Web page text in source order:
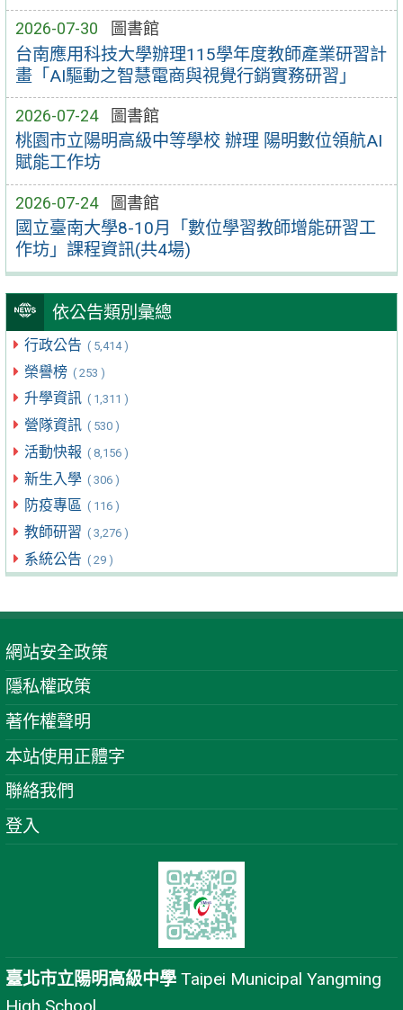
2026-07-30 圖書館
台南應用科技大學辦理115學年度教師產業研習計
畫「AI驅動之智慧電商與視覺行銷實務研習」
2026-07-24 圖書館
桃園市立陽明高級中等學校 辦理 陽明數位領航AI
賦能工作坊
2026-07-24 圖書館
國立臺南大學8-10月「數位學習教師增能研習工
作坊」課程資訊(共4場)
依公告類別彙總
行政公告 ( 5,414 )
榮譽榜 ( 253 )
升學資訊 ( 1,311 )
營隊資訊 ( 530 )
活動快報 ( 8,156 )
新生入學 ( 306 )
防疫專區 ( 116 )
教師研習 ( 3,276 )
系統公告 ( 29 )
網站安全政策
隱私權政策
著作權聲明
本站使用正體字
聯絡我們
登入
臺北市立陽明高級中學 Taipei Municipal Yangming